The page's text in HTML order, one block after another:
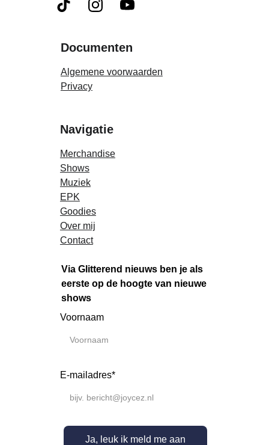
Documenten
Algemene voorwaarden
Privacy
Via Glitterend nieuws ben je als
eerste op de hoogte van nieuwe
shows
Voornaam
E-mailadres*
Ja, leuk ik meld me aan
Navigatie
Merchandise
Shows
Muziek
EPK
Goodies
Over mij
Contact